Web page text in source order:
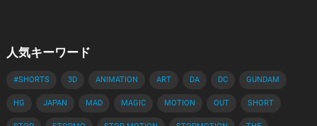
人気キーワード
#SHORTS 3D ANIMATION ART DA DC GUNDAM
HG JAPAN MAD MAGIC MOTION OUT SHORT